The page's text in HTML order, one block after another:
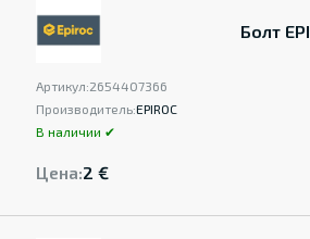
Болт
Артикул:2654407366
Производитель:EPIROC
В наличии ✔
Цена:2 €